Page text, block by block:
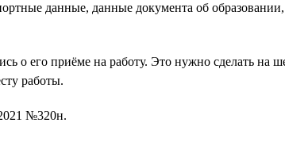
данные, данные документа об
о его приёме на работу. Это нужно сделать на
работы.
№320н.